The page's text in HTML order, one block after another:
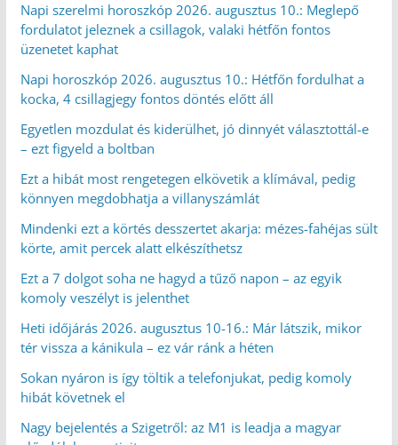
Napi szerelmi horoszkóp 2026. augusztus 10.: Meglepő
fordulatot jeleznek a csillagok, valaki hétfőn fontos
üzenetet kaphat
Napi horoszkóp 2026. augusztus 10.: Hétfőn fordulhat a
kocka, 4 csillagjegy fontos döntés előtt áll
Egyetlen mozdulat és kiderülhet, jó dinnyét választottál-e
– ezt figyeld a boltban
Ezt a hibát most rengetegen elkövetik a klímával, pedig
könnyen megdobhatja a villanyszámlát
Mindenki ezt a körtés desszertet akarja: mézes-fahéjas sült
körte, amit percek alatt elkészíthetsz
Ezt a 7 dolgot soha ne hagyd a tűző napon – az egyik
komoly veszélyt is jelenthet
Heti időjárás 2026. augusztus 10-16.: Már látszik, mikor
tér vissza a kánikula – ez vár ránk a héten
Sokan nyáron is így töltik a telefonjukat, pedig komoly
hibát követnek el
Nagy bejelentés a Szigetről: az M1 is leadja a magyar